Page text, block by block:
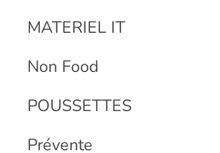
MATERIEL IT
Non Food
POUSSETTES
Prévente